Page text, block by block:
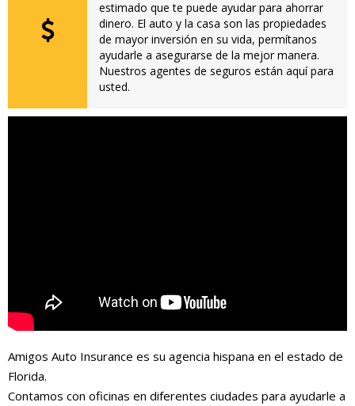
estimado que te puede ayudar para ahorrar
dinero. El auto y la casa son las propiedades
de mayor inversión en su vida, permítanos
ayudarle a asegurarse de la mejor manera.
Nuestros agentes de seguros están aquí para
usted.
Amigos Auto Insurance es su agencia hispana en el estado de
Florida.
Contamos con oficinas en diferentes ciudades para ayudarle a